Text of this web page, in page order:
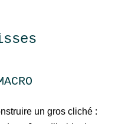
un gros cliché :